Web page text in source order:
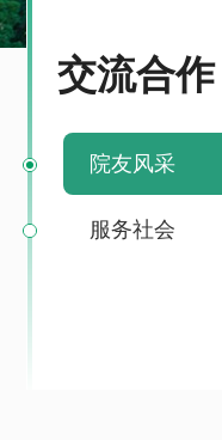
交流合作
院友风采
服务社会